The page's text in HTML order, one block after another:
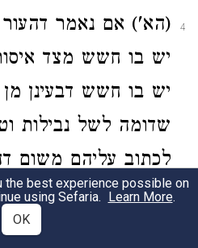
4
(הא') אם נאמר
יש בו חשש מצד
יש בו חשש דבעינן
שדומה לשל נבילות
לכתוב עליהם משום
בפיך (הג') אם נאמר
נאמן בזה לאחר
the best experience possible on
using Sefaria. Learn More.
OK